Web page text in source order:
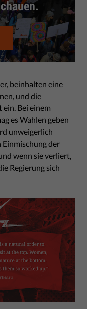
beinhalten eine
und die
ein. Bei einem
es Wahlen geben
unweigerlich
Einmischung der
wenn sie verliert,
Regierung sich